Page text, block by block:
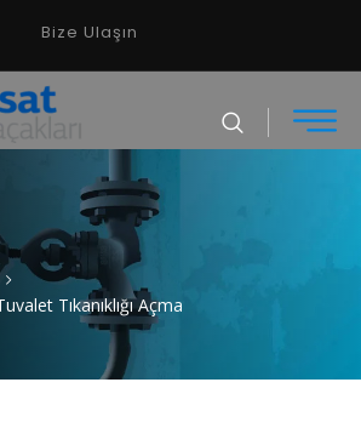
Bize Ulaşın
Tıkanıklığı Açma